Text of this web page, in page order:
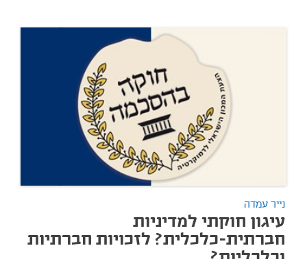
נייר עמדה
עיגון חוקתי למדיניות
חברתית-כלכלית? לזכויות חברתיות